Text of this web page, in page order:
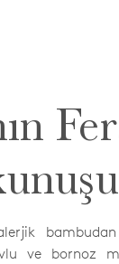
ve bornoz